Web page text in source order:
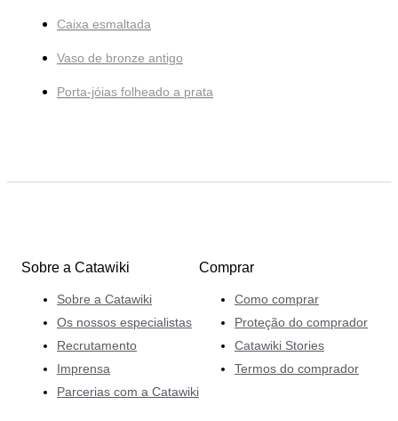
Caixa esmaltada
Vaso de bronze antigo
Porta-jóias folheado a prata
Sobre a Catawiki
Sobre a Catawiki
Os nossos especialistas
Recrutamento
Imprensa
Parcerias com a Catawiki
Comprar
Como comprar
Proteção do comprador
Catawiki Stories
Termos do comprador